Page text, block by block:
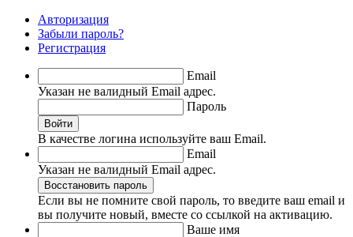
Авторизация
Забыли пароль?
Регистрация
Email
Указан не валидный Email адрес.
Пароль
Войти
В качестве логина используйте ваш Email.
Email
Указан не валидный Email адрес.
Восстановить пароль
Если вы не помните свой пароль, то введите ваш email и
вы получите новый, вместе со ссылкой на активацию.
Ваше имя